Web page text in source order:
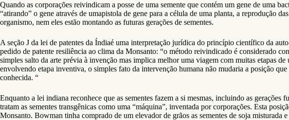
Quando as corporações reivindicam a posse de uma semente que contém um gene de uma
“atirando” o gene através de umapistola de gene para a célula de uma planta, a reprodução
organismo, nem eles estão montando as futuras gerações de sementes.
A seção J da lei de patentes da Índiaé uma interpretação jurídica do princípio científico da
pedido de patente resiliência ao clima da Monsanto: “o método reivindicado é considerado
simples salto da arte prévia à invenção mas implica melhor uma viagem com muitas etapas
envolvendo etapa inventiva, o simples fato da intervenção humana não mudaria a posição
conhecida. “
Enquanto a lei indiana reconhece que as sementes fazem a si mesmas, incluindo as
tratam as sementes transgênicas como uma “máquina”, inventada por corporações. Esta
Monsanto. Bowman tinha comprado de um elevador de grãos as sementes de soja misturada